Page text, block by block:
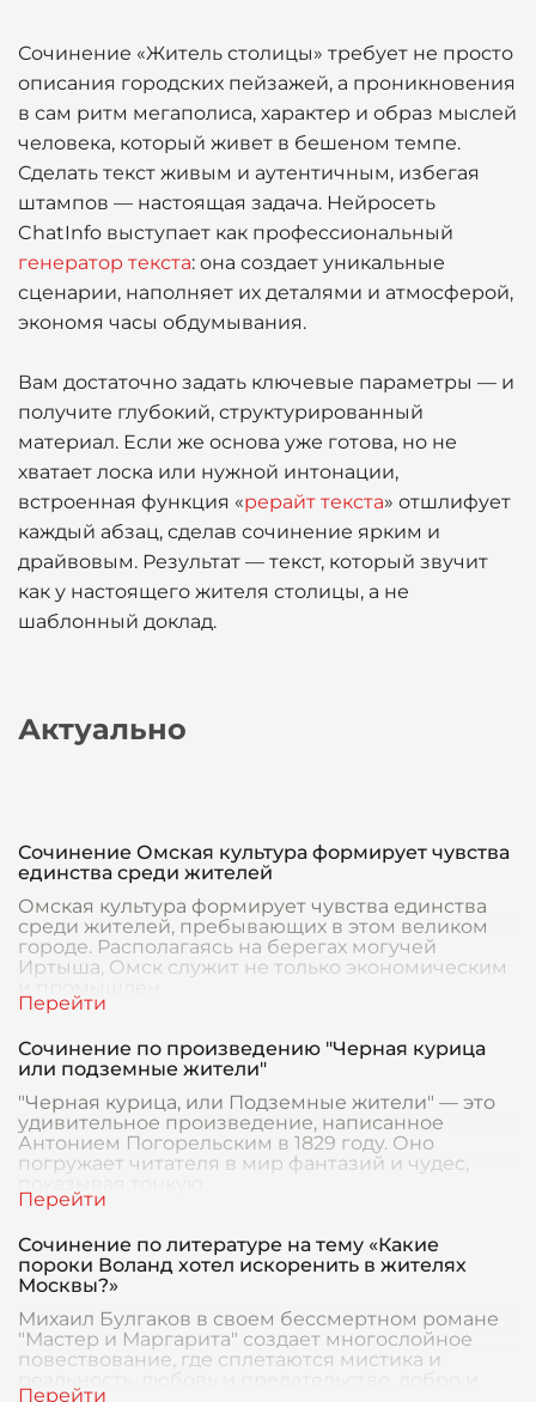
Сочинение «Житель столицы» требует не просто
описания городских пейзажей, а проникновения
в сам ритм мегаполиса, характер и образ мыслей
человека, который живет в бешеном темпе.
Сделать текст живым и аутентичным, избегая
штампов — настоящая задача. Нейросеть
ChatInfo выступает как профессиональный
генератор текста: она создает уникальные
сценарии, наполняет их деталями и атмосферой,
экономя часы обдумывания.
Вам достаточно задать ключевые параметры — и
получите глубокий, структурированный
материал. Если же основа уже готова, но не
хватает лоска или нужной интонации,
встроенная функция «рерайт текста» отшлифует
каждый абзац, сделав сочинение ярким и
драйвовым. Результат — текст, который звучит
как у настоящего жителя столицы, а не
шаблонный доклад.
Актуально
Сочинение Омская культура формирует чувства
единства среди жителей
Омская культура формирует чувства единства
среди жителей, пребывающих в этом великом
городе. Располагаясь на берегах могучей
Иртыша, Омск служит не только экономическим
Сочинение по произведению "Черная курица
или подземные жители"
"Черная курица, или Подземные жители" — это
удивительное произведение, написанное
Антонием Погорельским в 1829 году. Оно
погружает читателя в мир фантазий и чудес,
Сочинение по литературе на тему «Какие
пороки Воланд хотел искоренить в жителях
Москвы?»
Михаил Булгаков в своем бессмертном романе
"Мастер и Маргарита" создает многослойное
повествование, где сплетаются мистика и
реальность, любовь и предательство, добро и